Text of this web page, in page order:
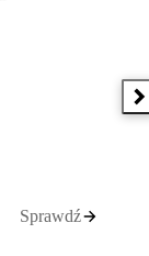
Sprawdź